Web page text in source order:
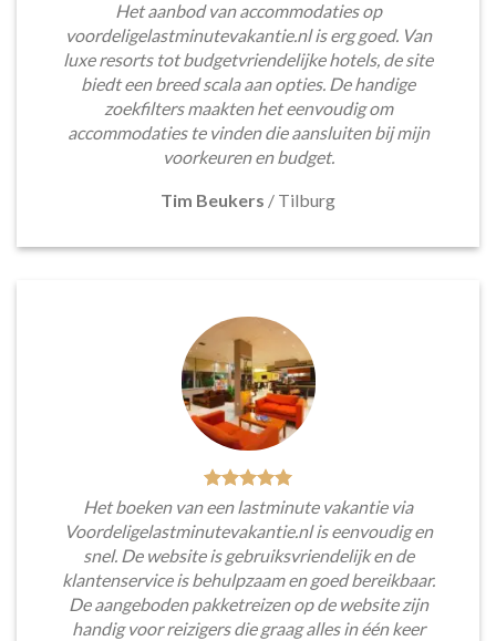
Het aanbod van accommodaties op
voordeligelastminutevakantie.nl is erg goed. Van
luxe resorts tot budgetvriendelijke hotels, de site
biedt een breed scala aan opties. De handige
zoekfilters maakten het eenvoudig om
accommodaties te vinden die aansluiten bij mijn
voorkeuren en budget.
Tim Beukers / Tilburg
Het boeken van een lastminute vakantie via
Voordeligelastminutevakantie.nl is eenvoudig en
snel. De website is gebruiksvriendelijk en de
klantenservice is behulpzaam en goed bereikbaar.
De aangeboden pakketreizen op de website zijn
handig voor reizigers die graag alles in één keer